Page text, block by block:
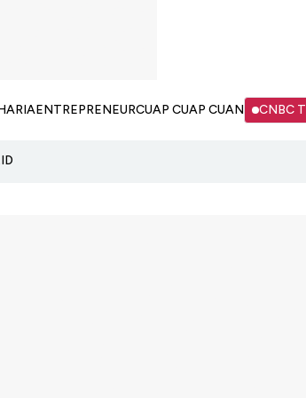
ENTREPRENEURCUAP CUAP CUAN CNBC